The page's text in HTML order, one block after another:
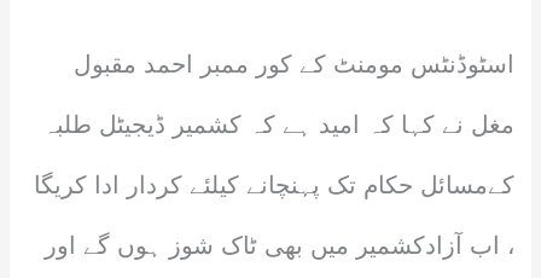
اسٹوڈنٹس مومنٹ کے کور ممبر احمد مقبول
مغل نے کہا کہ امید ہے کہ کشمیر ڈیجیٹل طلبہ
کےمسائل حکام تک پہنچانے کیلئے کردار ادا کریگا
، اب آزادکشمیر میں بھی ٹاک شوز ہوں گے اور